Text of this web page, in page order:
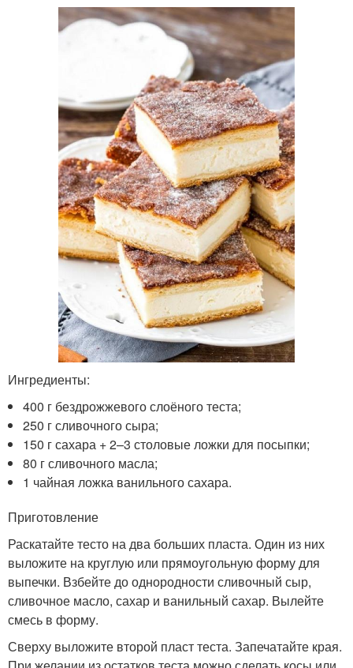
Ингредиенты:
400 г бездрожжевого слоёного теста;
250 г сливочного сыра;
150 г сахара + 2–3 столовые ложки для посыпки;
80 г сливочного масла;
1 чайная ложка ванильного сахара.
Приготовление
Раскатайте тесто на два больших пласта. Один из них
выложите на круглую или прямоугольную форму для
выпечки. Взбейте до однородности сливочный сыр,
сливочное масло, сахар и ванильный сахар. Вылейте
смесь в форму.
Сверху выложите второй пласт теста. Запечатайте края.